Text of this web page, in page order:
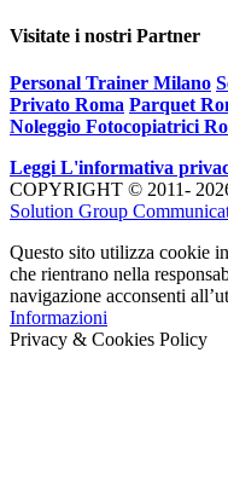
Visitate i nostri Partner
Personal Trainer Milano
Privato Roma Parquet
Noleggio Fotocopiatrici
Leggi L'informativa
COPYRIGHT © 2011-
Solution Group
Questo sito utilizza cookie
che rientrano nella
navigazione acconsenti
Informazioni
Privacy & Cookies Policy